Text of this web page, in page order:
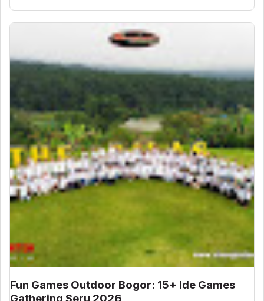
Fun Games Outdoor Bogor: 15+ Ide Games
Gathering Seru 2026